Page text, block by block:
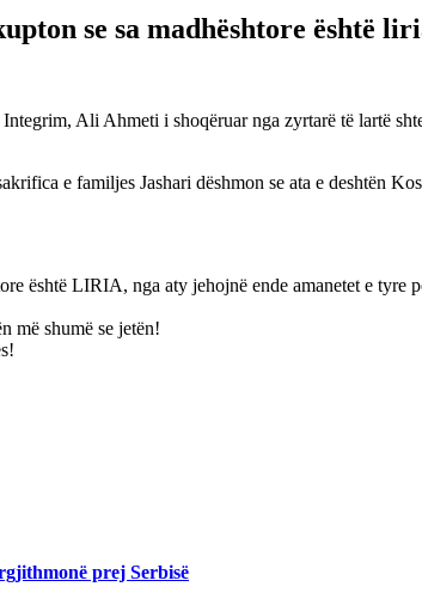
se sa madhështore është
Ali Ahmeti i shoqëruar nga zyrtarë të lartë
e familjes Jashari dëshmon se ata e deshtën
është LIRIA, nga aty jehojnë ende amanetet e
më shumë se jetën!
prej Serbisë